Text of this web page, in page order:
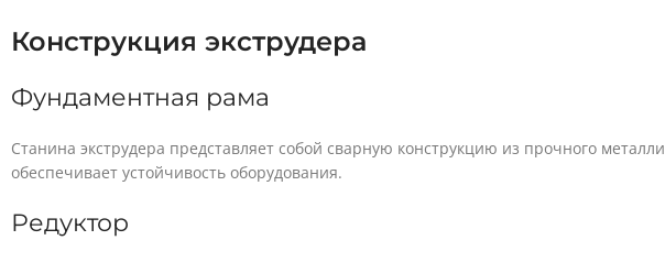
Конструкция экструдера
Фундаментная рама
Станина экструдера представляет собой сварную конструкцию из прочного
обеспечивает устойчивость оборудования.
Редуктор